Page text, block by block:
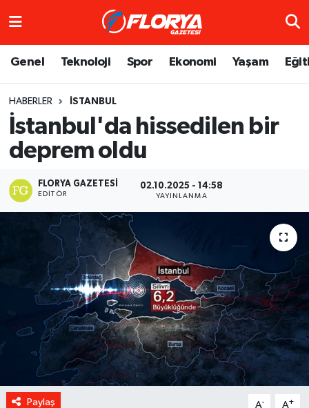
Genel Teknoloji Spor Ekonomi Yaşam
HABERLER İSTANBUL
İstanbul'da hissedilen bir
deprem oldu
FLORYA GAZETESI
EDITÖR
02.10.2025 - 14:58
YAYINLANMA
Paylaş A- A+
Trafik Durumu
Süper Lig Puan Durumu ve Fikstür
Tüm Manşetler
Son Dakika Haberleri
Haber Arşivi